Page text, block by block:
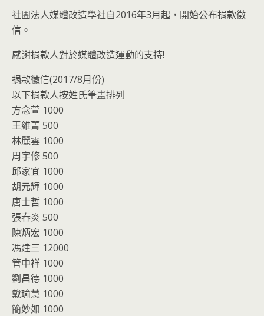
社團法人媒體改造學社自2016年3月起，開始公布捐款徵
信。
感謝捐款人對於媒體改造運動的支持!
捐款徵信(2017/8月份)
以下捐款人按姓氏筆畫排列
方念萱 1000
王維菁 500
林麗雲 1000
周宇修 500
邱家宜 1000
胡元輝 1000
唐士哲 1000
張春炎 500
陳炳宏 1000
馮建三 12000
管中祥 1000
劉昌德 1000
戴瑜慧 1000
簡妙如 1000